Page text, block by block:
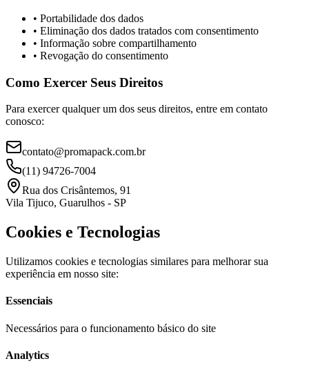
• Portabilidade dos dados
• Eliminação dos dados tratados com consentimento
• Informação sobre compartilhamento
• Revogação do consentimento
Como Exercer Seus Direitos
Para exercer qualquer um dos seus direitos, entre em contato
conosco:
contato@promapack.com.br
(11) 94726-7004
Rua dos Crisântemos, 91
Vila Tijuco, Guarulhos - SP
Cookies e Tecnologias
Utilizamos cookies e tecnologias similares para melhorar sua
experiência em nosso site:
Essenciais
Necessários para o funcionamento básico do site
Analytics